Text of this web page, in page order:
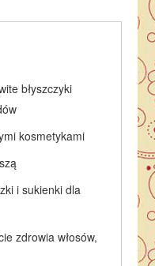
błyszczyki
kosmetykami
i sukienki dla
zdrowia włosów,